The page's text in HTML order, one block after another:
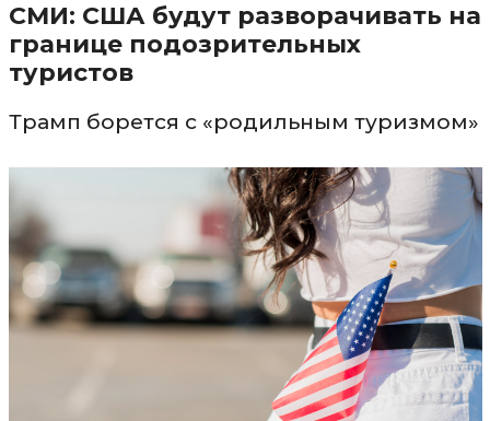
СМИ: США будут разворачивать на
границе подозрительных
туристов
Трамп борется с «родильным туризмом»